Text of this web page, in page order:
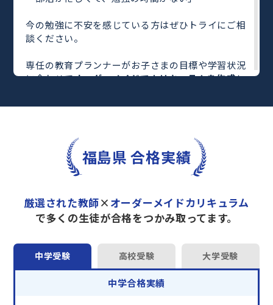
今の勉強に不安を感じている方はぜひトライにご相
談ください。
専任の教育プランナーがお子さまの目標や学習状況
に合わせてオーダーメイドでカリキュラムを作成し
完全マンツーマンで自分に合った教師がわかるまで
さらに、単元別の学習の理解度がわかる「AI学習診
や授業内容や授業以外の勉強をナビゲートする
「DAILY TRY」
など、豊富な学習コンテンツが
トライで一緒に“自己最高得点”を目指しません
か？
オンラインでの学習面談も承っております。
学習相談のお申し込みはこちら
福島県 合格実績
厳選された教師× オーダーメイドカリキュラム
で多くの生徒が合格をつかみ取ってます。
中学受験 高校受験 大学受験
中学合格実績